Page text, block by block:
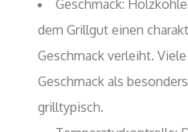
Geschmack:
dem Grillgut einen
Geschmack verleiht.
Geschmack als
grilltypisch.